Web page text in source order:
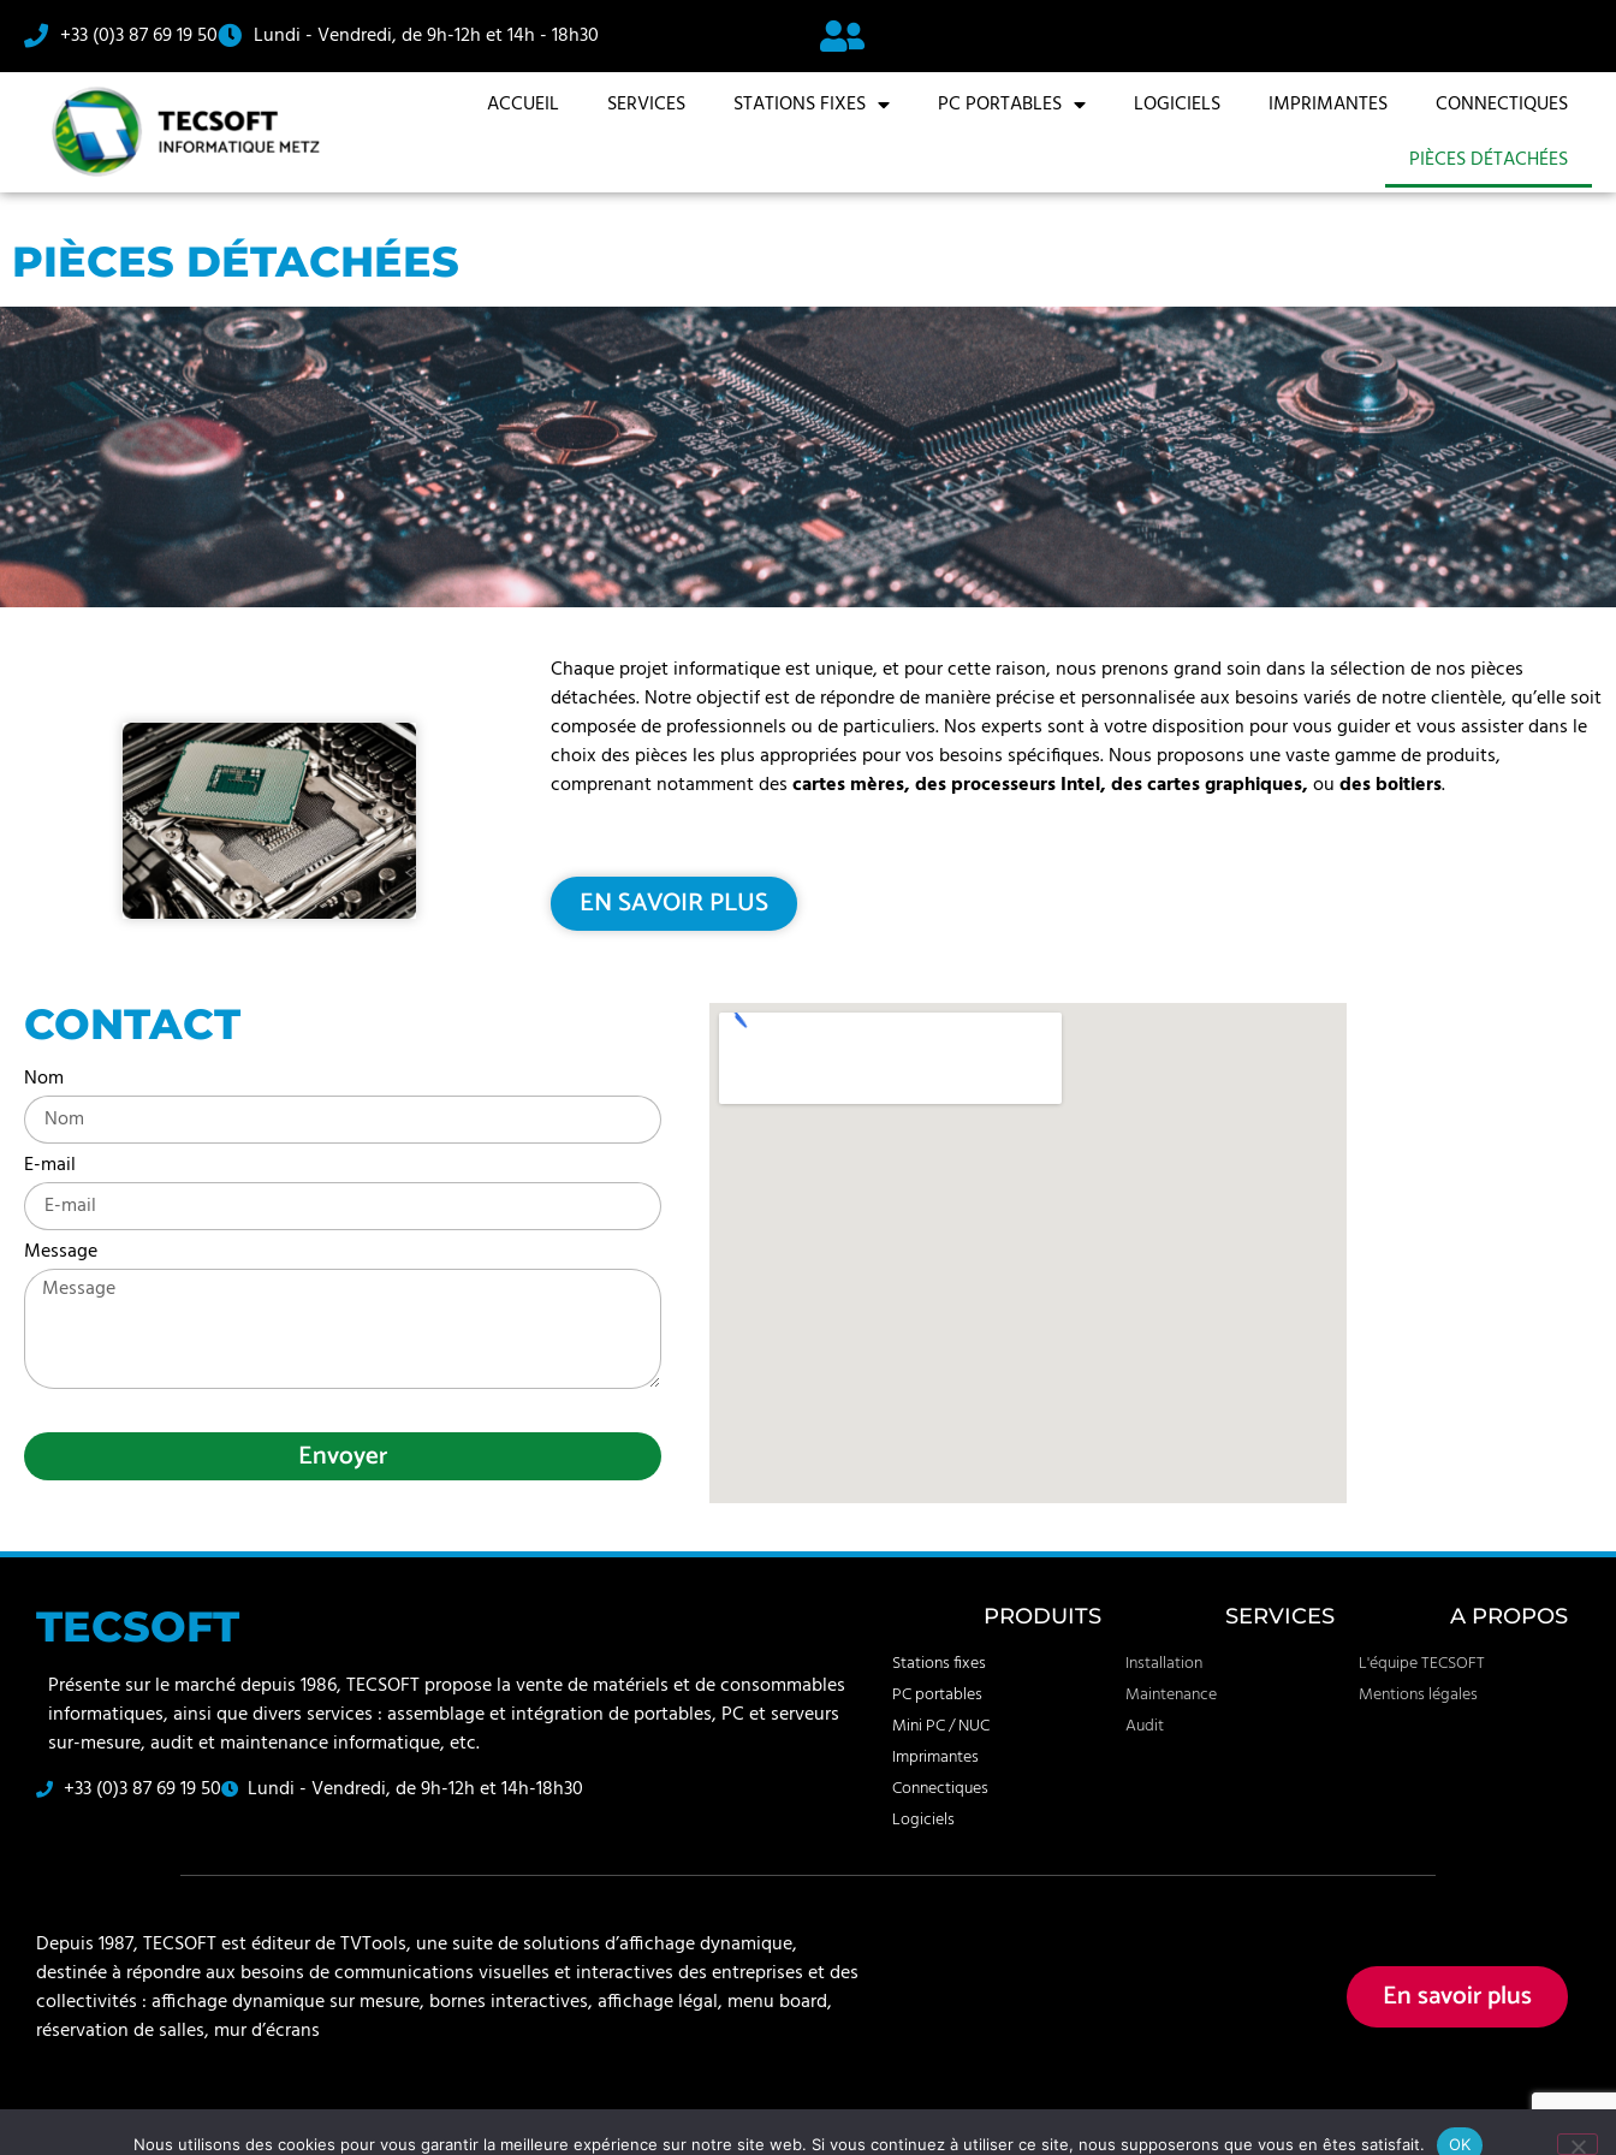
+33 (0)3 87 69 19 50 Lundi - Vendredi, de 9h-12h et 14h - 18h30
ACCUEIL SERVICES STATIONS FIXES PC PORTABLES LOGICIELS IMPRIMANTES
CONNECTIQUES
PIÈCES DÉTACHÉES
PIÈCES DÉTACHÉES
Chaque projet informatique est unique, et pour cette raison, nous prenons grand soin dans la sélection de nos pièces
détachées. Notre objectif est de répondre de manière précise et personnalisée aux besoins variés de notre clientèle, qu’elle soit
composée de professionnels ou de particuliers. Nos experts sont à votre disposition pour vous guider et vous assister dans le
choix des pièces les plus appropriées pour vos besoins spécifiques. Nous proposons une vaste gamme de produits,
comprenant notamment descartes mères, des processeurs Intel, des cartes graphiques,oudes boitiers.
EN SAVOIR PLUS
CONTACT
Nom
E-mail
Message
Envoyer
TECSOFT
Présente sur le marché depuis 1986, TECSOFT propose la vente de matériels et de consommables
informatiques, ainsi que divers services : assemblage et intégration de portables, PC et serveurs
sur-mesure, audit et maintenance informatique, etc.
+33 (0)3 87 69 19 50
Lundi - Vendredi, de 9h-12h et 14h-18h30
PRODUITS
Stations fixes
PC portables
Mini PC / NUC
Imprimantes
Connectiques
Logiciels
SERVICES
Installation
Maintenance
Audit
A PROPOS
L'équipe TECSOFT
Mentions légales
Depuis 1987, TECSOFT est éditeur de TVTools, une suite de solutions d’affichage dynamique,
destinée à répondre aux besoins de communications visuelles et interactives des entreprises et des
collectivités : affichage dynamique sur mesure, bornes interactives, affichage légal, menu board,
réservation de salles, mur d’écrans
En savoir plus
© 2024 – All rights reservedNous utilisons des cookies pour vous garantir la meilleure expérience sur notre site web. Si vous continuez à utiliser ce site, nous supposerons que vous en êtes satisfait. OK